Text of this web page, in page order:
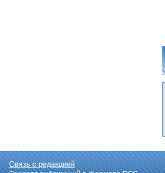
Связь с редакцией